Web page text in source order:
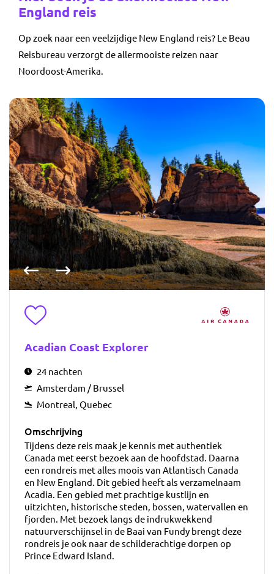
England reis
Op zoek naar een veelzijdige New England reis? Le Beau
Reisbureau verzorgt de allermooiste reizen naar
Noordoost-Amerika.
Vorige fotoVolgende foto
Toevoegen aan favorieten
Acadian Coast Explorer
24 nachten
Amsterdam / Brussel
Montreal, Quebec
Omschrijving
Tijdens deze reis maak je kennis met authentiek
Canada met eerst bezoek aan de hoofdstad. Daarna
een rondreis met alles moois van Atlantisch Canada
en New England. Dit gebied heeft als verzamelnaam
Acadia. Een gebied met prachtige kustlijn en
uitzichten, historische steden, bossen, watervallen en
fjorden. Met bezoek langs de indrukwekkend
natuurverschijnsel in de Baai van Fundy brengt deze
rondreis je ook naar de schilderachtige dorpen op
Prince Edward Island.